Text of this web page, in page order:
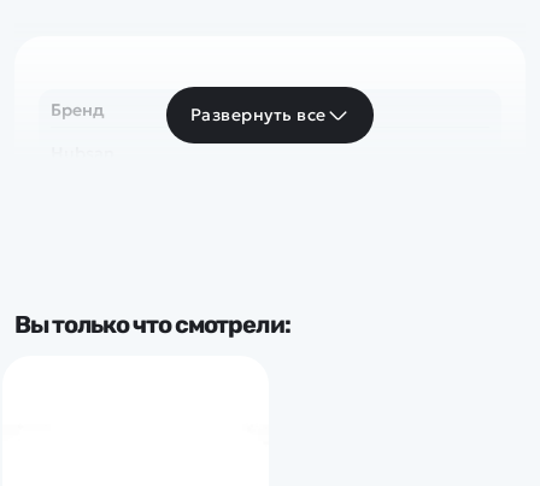
Бренд
Развернуть все
Вы только что смотрели: